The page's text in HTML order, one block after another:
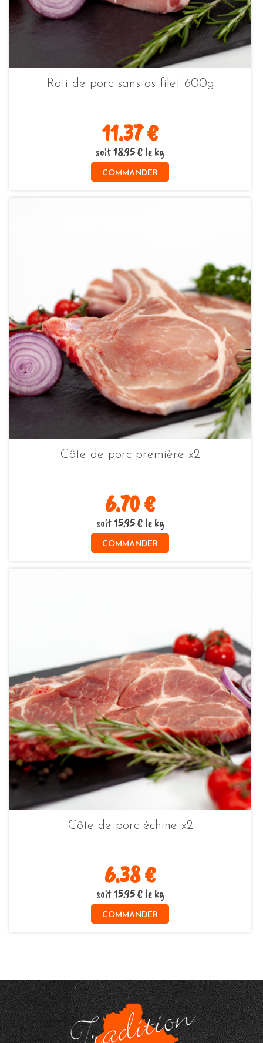
Roti de porc sans os filet 600g
11.37 €
soit 18.95 € le kg
COMMANDER
Côte de porc première x2
6.70 €
soit 15.95 € le kg
COMMANDER
Côte de porc échine x2
6.38 €
soit 15.95 € le kg
COMMANDER